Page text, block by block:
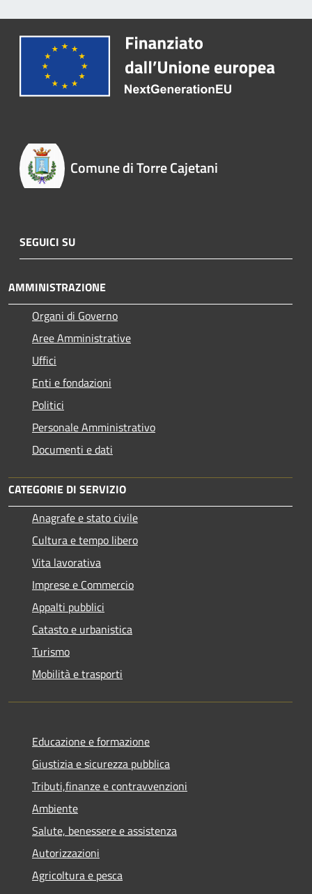
Comune di Torre Cajetani
SEGUICI SU
AMMINISTRAZIONE
Organi di Governo
Aree Amministrative
Uffici
Enti e fondazioni
Politici
Personale Amministrativo
Documenti e dati
CATEGORIE DI SERVIZIO
Anagrafe e stato civile
Cultura e tempo libero
Vita lavorativa
Imprese e Commercio
Appalti pubblici
Catasto e urbanistica
Turismo
Mobilità e trasporti
Educazione e formazione
Giustizia e sicurezza pubblica
Tributi,finanze e contravvenzioni
Ambiente
Salute, benessere e assistenza
Autorizzazioni
Agricoltura e pesca